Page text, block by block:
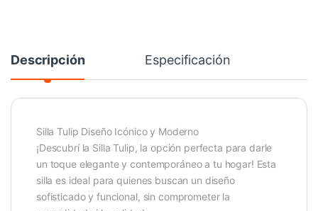
Descripción Especificación
Silla Tulip Diseño Icónico y Moderno
¡Descubrí la Silla Tulip, la opción perfecta para darle
un toque elegante y contemporáneo a tu hogar! Esta
silla es ideal para quienes buscan un diseño
sofisticado y funcional, sin comprometer la